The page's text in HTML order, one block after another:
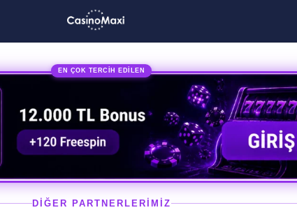
EN ÇOK TERCİH EDİLEN
DİĞER PARTNERLERİMİZ